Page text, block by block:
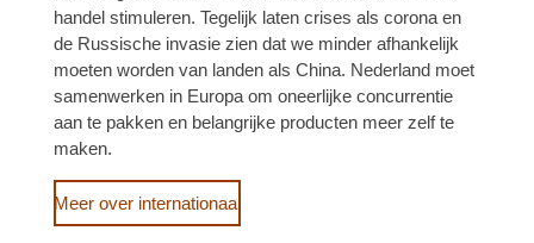
handel stimuleren. Tegelijk laten crises als corona en
de Russische invasie zien dat we minder afhankelijk
moeten worden van landen als China. Nederland moet
samenwerken in Europa om oneerlijke concurrentie
aan te pakken en belangrijke producten meer zelf te
maken.
Meer over internationaal